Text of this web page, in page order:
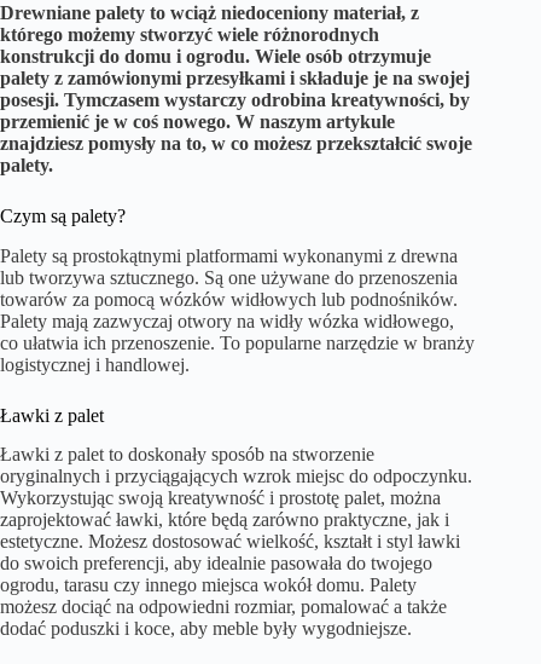
Drewniane palety to wciąż niedoceniony materiał, z
którego możemy stworzyć wiele różnorodnych
konstrukcji do domu i ogrodu. Wiele osób otrzymuje
palety z zamówionymi przesyłkami i składuje je na swojej
posesji. Tymczasem wystarczy odrobina kreatywności, by
przemienić je w coś nowego. W naszym artykule
znajdziesz pomysły na to, w co możesz przekształcić swoje
palety.
Czym są palety?
Palety są prostokątnymi platformami wykonanymi z drewna
lub tworzywa sztucznego. Są one używane do przenoszenia
towarów za pomocą wózków widłowych lub podnośników.
Palety mają zazwyczaj otwory na widły wózka widłowego,
co ułatwia ich przenoszenie. To popularne narzędzie w branży
logistycznej i handlowej.
Ławki z palet
Ławki z palet to doskonały sposób na stworzenie
oryginalnych i przyciągających wzrok miejsc do odpoczynku.
Wykorzystując swoją kreatywność i prostotę palet, można
zaprojektować ławki, które będą zarówno praktyczne, jak i
estetyczne. Możesz dostosować wielkość, kształt i styl ławki
do swoich preferencji, aby idealnie pasowała do twojego
ogrodu, tarasu czy innego miejsca wokół domu. Palety
możesz dociąć na odpowiedni rozmiar, pomalować a także
dodać poduszki i koce, aby meble były wygodniejsze.